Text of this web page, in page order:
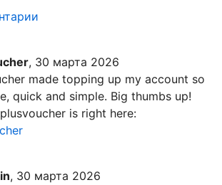
, 30 марта 2026
made topping up my account so
quick and simple. Big thumbs up!
is right here:
, 30 марта 2026